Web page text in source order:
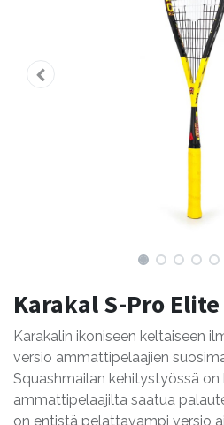
Karakal S-Pro
Karakalin ikoniseen keltaiseen
versio ammattipelaajien
Squashmailan kehitystyössä
ammattipelaajilta saatua
on entistä pelattavampi versio